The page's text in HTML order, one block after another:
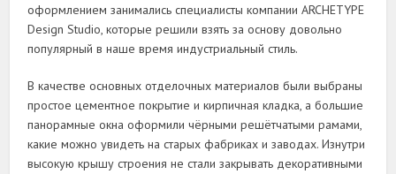
оформлением занимались специалисты компании ARCHETYPE
Design Studio, которые решили взять за основу довольно
популярный в наше время индустриальный стиль.
В качестве основных отделочных материалов были выбраны
простое цементное покрытие и кирпичная кладка, а большие
панорамные окна оформили чёрными решётчатыми рамами,
какие можно увидеть на старых фабриках и заводах. Изнутри
высокую крышу строения не стали закрывать декоративными